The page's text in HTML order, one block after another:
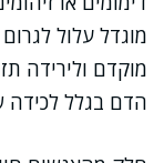
מוגדל עלול
מוקדם ולירידה
הדם בגלל לכידה